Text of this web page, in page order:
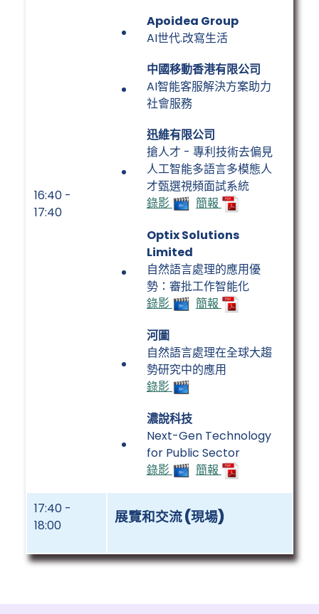
16:40 -
17:40
Apoidea Group
AI世代.改寫生活
中國移動香港有限公司
AI智能客服解決方案助力
社會服務
迅維有限公司
搶人才 - 專利技術去偏見
人工智能多語言多模態人
才甄選視頻面試系統
錄影
簡報
Optix Solutions
Limited
自然語言處理的應用優
勢：審批工作智能化
錄影
簡報
河圖
自然語言處理在全球大趨
勢研究中的應用
錄影
濃說科技
Next-Gen Technology
for Public Sector
錄影
簡報
17:40 -
18:00
展覽和交流 (現場)